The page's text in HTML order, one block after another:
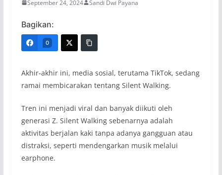
September 24, 2024 Sandi Dwi Payana
Bagikan:
0
Akhir-akhir ini, media sosial, terutama TikTok, sedang
ramai membicarakan tentang Silent Walking.
Tren ini menjadi viral dan banyak diikuti oleh
generasi Z. Silent Walking sebenarnya adalah
aktivitas berjalan kaki tanpa adanya gangguan atau
distraksi, seperti mendengarkan musik melalui
earphone.